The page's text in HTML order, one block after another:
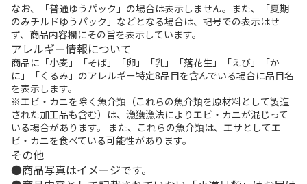
なお、「普通ゆうパック」の場合は表示しません。また、「夏期
のみチルドゆうパック」などとなる場合は、記号での表示はせ
ず、商品内容欄にその旨を表示しています。
アレルギー情報について
商品に「小麦」「そば」「卵」「乳」「落花生」「えび」「か
に」「くるみ」のアレルギー特定8品目を含んでいる場合に品目名
を表示します。
※エビ・カニを除く魚介類（これらの魚介類を原材料として製造
された加工品も含む）は、漁獲漁法によりエビ・カニが混じって
いる場合があります。 また、これらの魚介類は、エサとしてエ
ビ・カニを食べている可能性があります。
その他
商品写真はイメージです。